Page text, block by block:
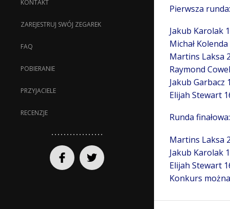
KONTAKT
ZAREJESTRUJ SWÓJ ZEGAREK
FAQ
POBIERANIE
PRZYJACIELE
RECENZJE
Pierwsza runda:
Jakub Karolak
Michał
Martins Laksa
Raymond
Jakub Garbacz
Elijah Stewart
Runda finałowa:
Martins Laksa
Jakub Karolak
Elijah Stewart
Konkurs